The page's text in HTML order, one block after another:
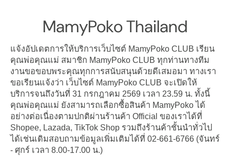
MamyPoko Thailand
แจ้งอัปเดตการให้บริการเว็บไซต์ MamyPoko CLUB เรียน
คุณพ่อคุณแม่ สมาชิก MamyPoko CLUB ทุกท่านทางทีม
งานขอขอบพระคุณทุกการสนับสนุนด้วยดีเสมอมา ทางเรา
ขอเรียนแจ้งว่า เว็บไซต์ MamyPoko CLUB จะเปิดให้
บริการจนถึงวันที่ 31 กรกฎาคม 2569 เวลา 23.59 น. ทั้งนี้
คุณพ่อคุณแม่ ยังสามารถเลือกซื้อสินค้า MamyPoko ได้
อย่างต่อเนื่องตามปกติผ่านร้านค้า Official ของเราได้ที่
Shopee, Lazada, TikTok Shop รวมถึงร้านค้าชั้นนำทั่วไป
ได้เช่นเดิมสอบถามข้อมูลเพิ่มเติมได้ที่ 02-661-6766 (จันทร์
- ศุกร์ เวลา 8.00-17.00 น.)